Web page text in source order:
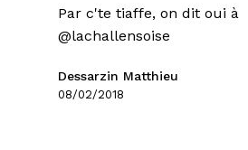
Par c'te tiaffe, on dit oui à
@lachallensoise
Dessarzin Matthieu
08/02/2018